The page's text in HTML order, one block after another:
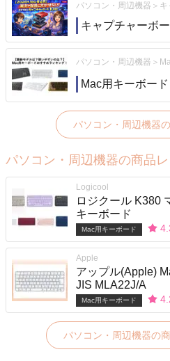
パソコン・周辺機器 キ
キャプチャーボ
パソコン・周辺機器
Mac用キーボード
パソコン・周辺機器
パソコン・周辺機器の商品
Logicool
ロジクール K380
キーボード
Mac用キーボード
Apple
アップル(Apple)
JIS MLA22J/A
Mac用キーボード
パソコン・周辺機器の